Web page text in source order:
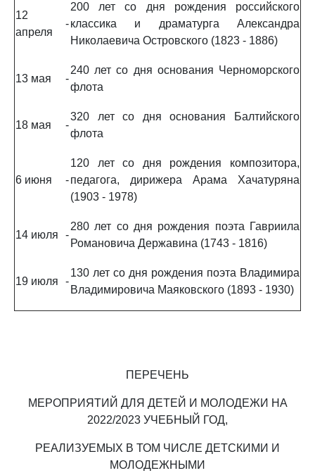
12
апреля
-
200 лет со дня рождения российского
классика и драматурга Александра
Николаевича Островского (1823 - 1886)
13 мая -
240 лет со дня основания Черноморского
флота
18 мая -
320 лет со дня основания Балтийского
флота
6 июня -
120 лет со дня рождения композитора,
педагога, дирижера Арама Хачатуряна
(1903 - 1978)
14 июля -
280 лет со дня рождения поэта Гавриила
Романовича Державина (1743 - 1816)
19 июля -
130 лет со дня рождения поэта Владимира
Владимировича Маяковского (1893 - 1930)
ПЕРЕЧЕНЬ
МЕРОПРИЯТИЙ ДЛЯ ДЕТЕЙ И МОЛОДЕЖИ НА
2022/2023 УЧЕБНЫЙ ГОД,
РЕАЛИЗУЕМЫХ В ТОМ ЧИСЛЕ ДЕТСКИМИ И
МОЛОДЕЖНЫМИ